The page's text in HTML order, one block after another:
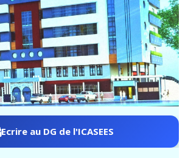
Ecrire au DG de l'ICASEES